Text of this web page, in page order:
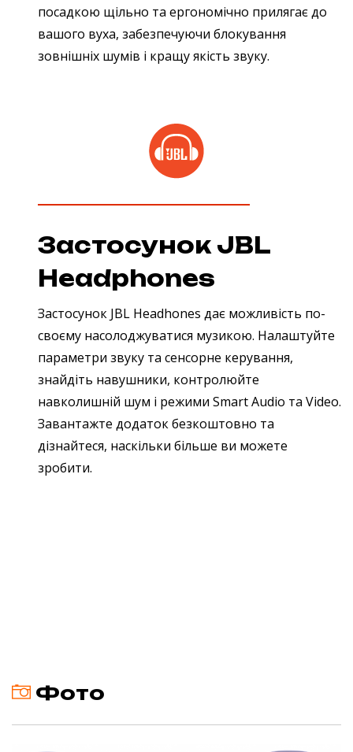
посадкою щільно та ергономічно прилягає до
вашого вуха, забезпечуючи блокування
зовнішніх шумів і кращу якість звуку.
Застосунок JBL
Headphones
Застосунок JBL Headhones дає можливість по-
своєму насолоджуватися музикою. Налаштуйте
параметри звуку та сенсорне керування,
знайдіть навушники, контролюйте
навколишній шум і режими Smart Audio та Video.
Завантажте додаток безкоштовно та
дізнайтеся, наскільки більше ви можете
зробити.
Фото